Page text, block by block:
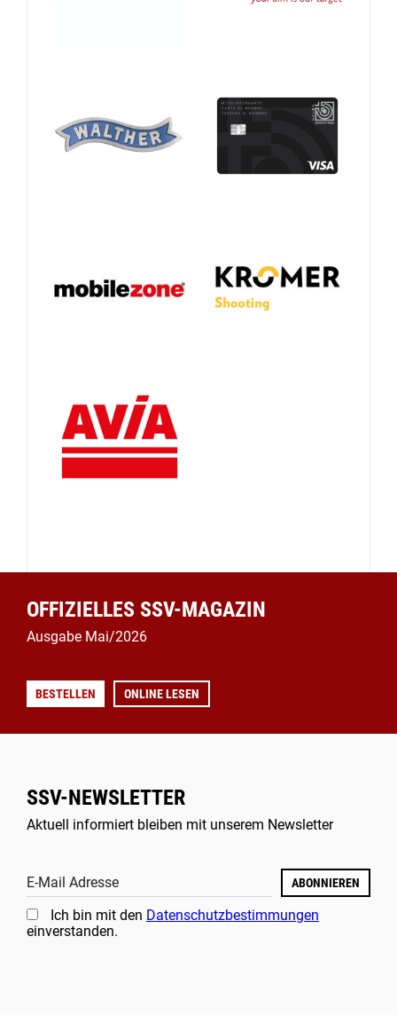
OFFIZIELLES SSV-MAGAZIN
Ausgabe Mai/2026
BESTELLEN ONLINE LESEN
SSV-NEWSLETTER
Aktuell informiert bleiben mit unserem Newsletter
E-Mail Adresse ABONNIEREN
Ich bin mit den Datenschutzbestimmungen
einverstanden.